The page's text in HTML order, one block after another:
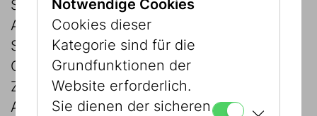
Shakines Ölkreidebilder sind sozusagen
Anti-Karikaturen: Sie brechen mit
Stereotypen und lenken den Blick auf das
Gemeinsame: auf Menschlichkeit, Neugier,
Zweifel, Hoffnung und Glaube. Seine
Arbeiten sind leicht zugänglich, zugleich
Notwendige Cookies
Cookies dieser
Kategorie sind für die
Grundfunktionen der
Website erforderlich.
Sie dienen der sicheren